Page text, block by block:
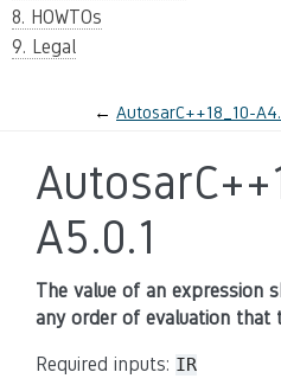
8. HOWTOs
9. Legal
← AutosarC++18_10-
A5.0.1
The value of an expression
any order of evaluation that
Required inputs: IR